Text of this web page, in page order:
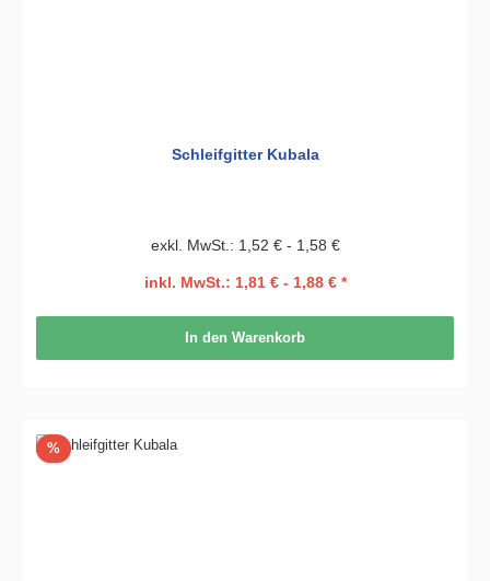
Schleifgitter Kubala
exkl. MwSt.: 1,52 € - 1,58 €
inkl. MwSt.: 1,81 € - 1,88 € *
In den Warenkorb
%Rabatt